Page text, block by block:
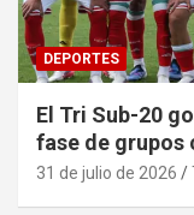
DEPORTES
El Tri Sub-20
fase de grupos
31 de julio de 2026